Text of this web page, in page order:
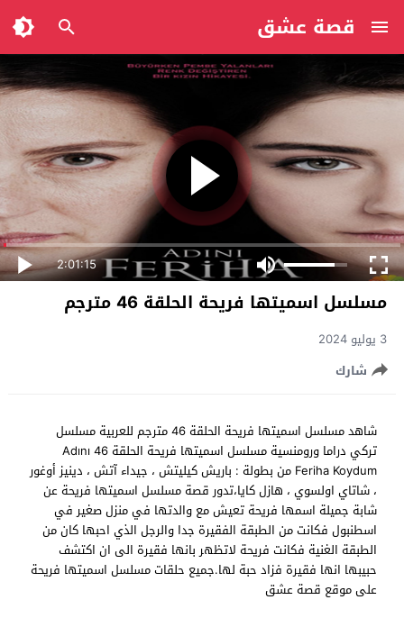
قصة عشق
2:01:15
مسلسل اسميتها فريحة الحلقة 46 مترجم
3 يوليو 2024
شارك
شاهد مسلسل اسميتها فريحة الحلقة 46 مترجم للعربية مسلسل
تركي دراما ورومنسية مسلسل اسميتها فريحة الحلقة 46 Adını
Feriha Koydum من بطولة : باريش كيليتش ، جيداء آتش ، دينيز أوغور
، شاتاي اولسوي ، هازل كايا،تدور قصة مسلسل اسميتها فريحة عن
شابة جميلة اسمها فريحة تعيش مع والدتها في منزل صغير في
اسطنبول فكانت من الطبقة الفقيرة جدا والرجل الذي احبها كان من
الطبقة الغنية فكانت فريحة لاتظهر بانها فقيرة الى ان اكتشف
حبيبها انها فقيرة فزاد حبة لها.جميع حلقات مسلسل اسميتها فريحة
على موقع قصة عشق